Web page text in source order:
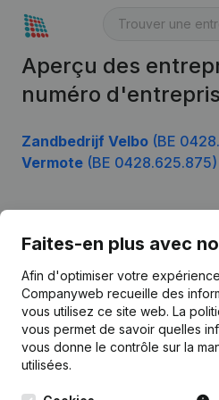
Aperçu des
numéro
Zandbedrijf Velbo (BE
Vermote (BE 0428.625.875)
Faites-en plus avec
Afin d'optimiser votre
Companyweb recueille des
vous utilisez ce site web. La
vous permet de savoir quelles
vous donne le contrôle sur la
utilisées.
Français
Kantorenpark Everest
248D,